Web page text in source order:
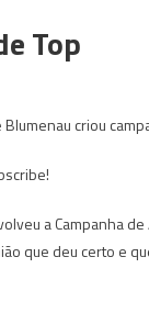
Top
Blumenau criou
a Campanha
que deu certo e